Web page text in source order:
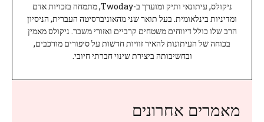
ניקולס, עיתונאי ותיק ומוערך ב-Twoday, מתמחה בזכויות אדם
ומדיניות בינלאומית. בעל תואר שני מהאוניברסיטה העברית, הניסיון
הרב שלו כולל דיווחים משטחים קרביים ואזורי משבר. ניקולס מאמין
בכוחה של העיתונות להאיר זוויות חדשות על סיפורים מורכבים,
ובחשיבותה ביצירת שינוי חברתי חיובי.
מאמרים אחרונים